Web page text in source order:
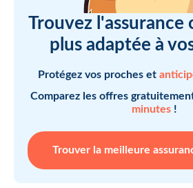
Trouvez l'assurance
plus adaptée à
Protégez vos proches et
Comparez les offres
minutes !
Trouver la meilleure